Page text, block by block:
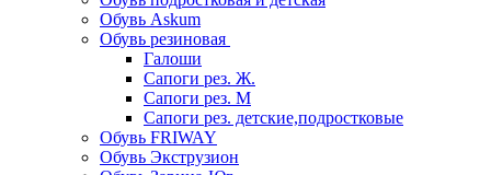
Обувь Askum
Обувь резиновая
Галоши
Сапоги рез. Ж.
Сапоги рез. М
Сапоги рез. детские,подростковые
Обувь FRIWAY
Обувь Экструзион